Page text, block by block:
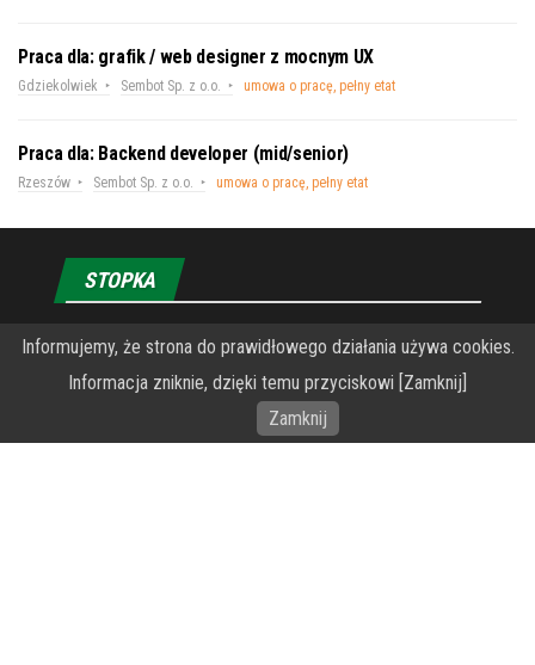
Praca dla: grafik / web designer z mocnym UX
Gdziekolwiek Sembot Sp. z o.o. umowa o pracę, pełny etat
Praca dla: Backend developer (mid/senior)
Rzeszów Sembot Sp. z o.o. umowa o pracę, pełny etat
STOPKA
O Fundacji PRZEkarpacie
Wykonanie portalu – specjaliści stron www WordPress
Informujemy, że strona do prawidłowego działania używa cookies.
Informacja zniknie, dzięki temu przyciskowi [Zamknij]
Zamknij